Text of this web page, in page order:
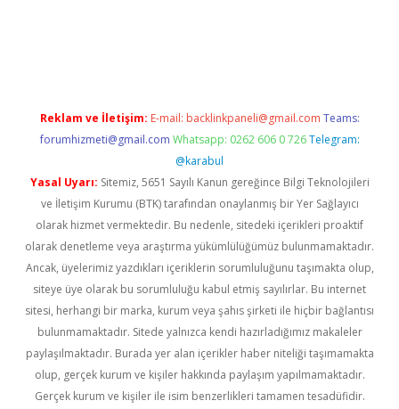
Reklam ve İletişim: E-mail: backlinkpaneli@gmail.com Teams:
forumhizmeti@gmail.com Whatsapp: 0262 606 0 726 Telegram:
@karabul
Yasal Uyarı: Sitemiz, 5651 Sayılı Kanun gereğince Bilgi Teknolojileri
ve İletişim Kurumu (BTK) tarafından onaylanmış bir Yer Sağlayıcı
olarak hizmet vermektedir. Bu nedenle, sitedeki içerikleri proaktif
olarak denetleme veya araştırma yükümlülüğümüz bulunmamaktadır.
Ancak, üyelerimiz yazdıkları içeriklerin sorumluluğunu taşımakta olup,
siteye üye olarak bu sorumluluğu kabul etmiş sayılırlar. Bu internet
sitesi, herhangi bir marka, kurum veya şahıs şirketi ile hiçbir bağlantısı
bulunmamaktadır. Sitede yalnızca kendi hazırladığımız makaleler
paylaşılmaktadır. Burada yer alan içerikler haber niteliği taşımamakta
olup, gerçek kurum ve kişiler hakkında paylaşım yapılmamaktadır.
Gerçek kurum ve kişiler ile isim benzerlikleri tamamen tesadüfidir.